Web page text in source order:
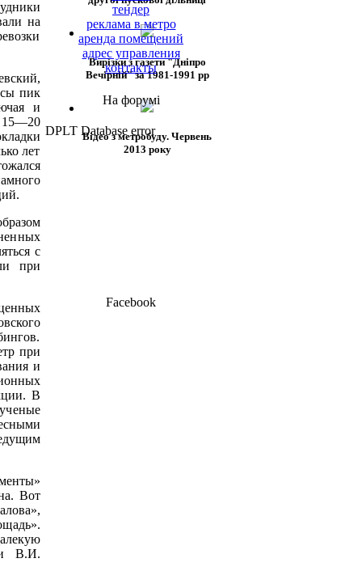
на
пик
и
15—20
лет
с
при
при
и
В
Вот
В.И.
Вирізки з газети "Дніпро
Вечірній" за 1981-1991 рр
Відео з метробуду. Червень
2013 року
тендер
реклама в метро
аренда помещений
адрес управления
контакты
На форумі
DPLT Database error
Facebook